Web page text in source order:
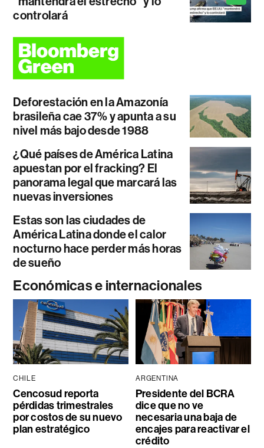
controlará
Deforestación en la Amazonía
brasileña cae 37% y apunta a su
nivel más bajo desde 1988
¿Qué países de América Latina
apuestan por el fracking? El
panorama legal que marcará las
nuevas inversiones
Estas son las ciudades de
América Latina donde el calor
nocturno hace perder más horas
de sueño
Económicas e internacionales
CHILE
Cencosud reporta
pérdidas trimestrales
por costos de su nuevo
plan estratégico
ARGENTINA
Presidente del BCRA
dice que no ve
necesaria una baja de
encajes para reactivar el
crédito